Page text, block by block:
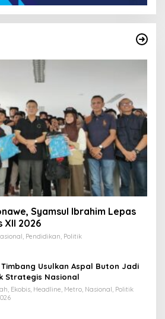
Syamsul Ibrahim Lepas
XII 2026
Pendidikan, Politik
Usulkan Aspal Buton Jadi
Strategis Nasional
Ekobis, Headline, Metro, Nasional, Politik